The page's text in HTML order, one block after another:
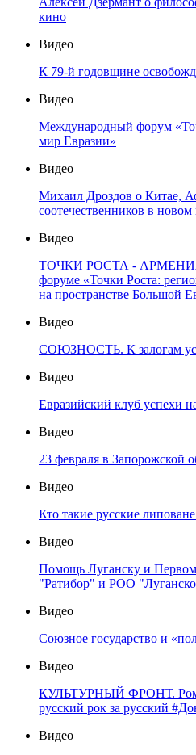
кино
Видео
К 79-й годовщине
Видео
Международный форум
мир Евразии»
Видео
Михаил Дроздов о Китае,
соотечественников в
Видео
ТОЧКИ РОСТА - АРМЕНИЯ
форуме «Точки Роста:
на пространстве Большой
Видео
СОЮЗНОСТЬ. К залогам
Видео
Евразийский клуб успехи
Видео
23 февраля в Запорожской
Видео
Кто такие русские
Видео
Помощь Луганску и
"Ратибор" и РОО
Видео
Союзное государство и
Видео
КУЛЬТУРНЫЙ ФРОНТ.
русский рок за русский
Видео